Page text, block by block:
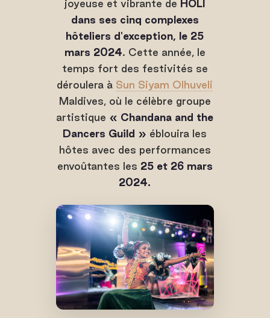
joyeuse et vibrante de HOLI
dans ses cinq complexes
hôteliers d'exception, le 25
mars 2024. Cette année, le
temps fort des festivités se
déroulera à Sun Siyam Olhuveli
Maldives, où le célèbre groupe
artistique « Chandana and the
Dancers Guild » éblouira les
hôtes avec des performances
envoûtantes les 25 et 26 mars
2024.